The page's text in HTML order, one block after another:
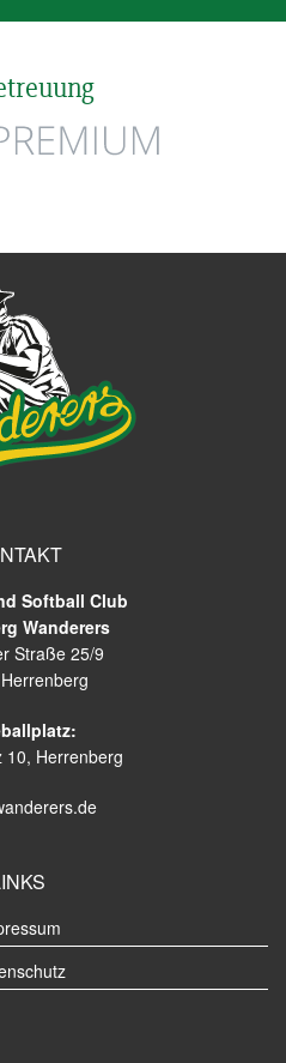
Softball Club
Wanderers
Straße 25/9
10, Herrenberg